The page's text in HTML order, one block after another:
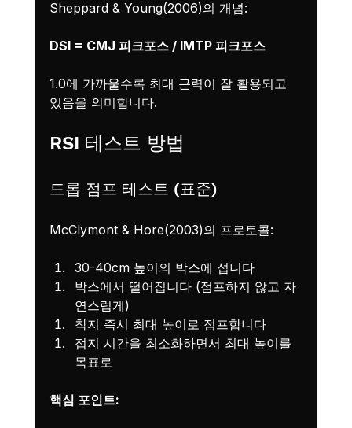
Sheppard & Young(2006)의 개념:
DSI = CMJ 피크포스 / IMTP 피크포스
1.0에 가까울수록 최대 근력이 잘 활용되고
있음을 의미합니다.
RSI 테스트 방법
드롭 점프 테스트 (표준)
McClymont & Hore(2003)의 프로토콜:
30-40cm 높이의 박스에 섭니다
박스에서 떨어집니다 (점프하지 않고 자
연스럽게)
착지 즉시 최대 높이로 점프합니다
접지 시간을 최소화하면서 최대 높이를
목표로
핵심 포인트: